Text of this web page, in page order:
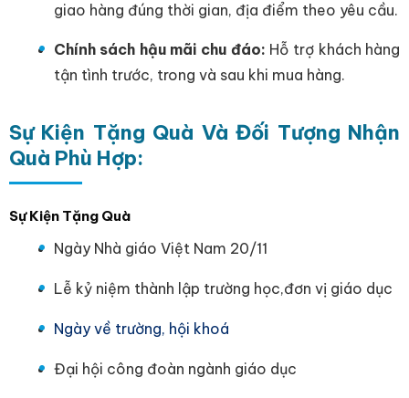
giao hàng đúng thời gian, địa điểm theo yêu cầu.
Chính sách hậu mãi chu đáo: Hỗ trợ khách hàng
tận tình trước, trong và sau khi mua hàng.
Sự Kiện Tặng Quà Và Đối Tượng Nhận
Quà Phù Hợp:
Sự Kiện Tặng Quà
Ngày Nhà giáo Việt Nam 20/11
Lễ kỷ niệm thành lập trường học,đơn vị giáo dục
Ngày về trường, hội khoá
Đại hội công đoàn ngành giáo dục